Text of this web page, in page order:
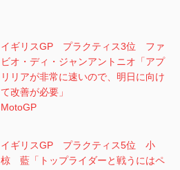
イギリスGP プラクティス3位 ファ
ビオ・ディ・ジャンアントニオ「アプ
リリアが非常に速いので、明日に向け
て改善が必要」
MotoGP
イギリスGP プラクティス5位 小
椋 藍「トップライダーと戦うにはペ